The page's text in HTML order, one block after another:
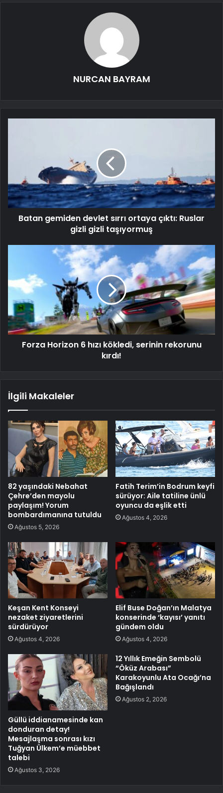
NURCAN BAYRAM
Batan gemiden devlet sırrı ortaya çıktı: Ruslar
gizli gizli taşıyormuş
Forza Horizon 6 hızı kökledi, serinin rekorunu
kırdı!
İlgili Makaleler
82 yaşındaki Nebahat
Çehre’den mayolu
paylaşım! Yorum
bombardımanına tutuldu
Ağustos 5, 2026
Fatih Terim’in Bodrum keyfi
sürüyor: Aile tatiline ünlü
oyuncu da eşlik etti
Ağustos 4, 2026
Keşan Kent Konseyi
nezaket ziyaretlerini
sürdürüyor
Ağustos 4, 2026
Elif Buse Doğan’ın Malatya
konserinde ‘kayısı’ yanıtı
gündem oldu
Ağustos 4, 2026
Güllü iddianamesinde kan
donduran detay!
Mesajlaşma sonrası kızı
Tuğyan Ülkem’e müebbet
talebi
Ağustos 3, 2026
12 Yıllık Emeğin Sembolü
“Öküz Arabası”
Karakoyunlu Ata Ocağı’na
Bağışlandı
Ağustos 2, 2026